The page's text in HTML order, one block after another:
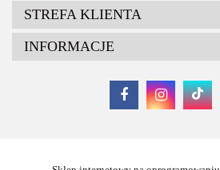
STREFA KLIENTA
INFORMACJE